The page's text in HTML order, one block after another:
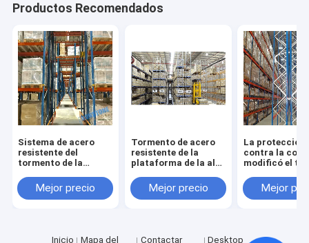
Productos Recomendados
Sistema de acero
resistente del
tormento de la
selectividad para el
almacenamiento en
Mejor precio
Tormento de acero
resistente de la
plataforma de la alta
soluciones del
almacenamiento en
Mejor precio
La protección
contra la
modificó el
plataforma
requisitos
Mejor
Inicio Mapa del Contactar Desktop